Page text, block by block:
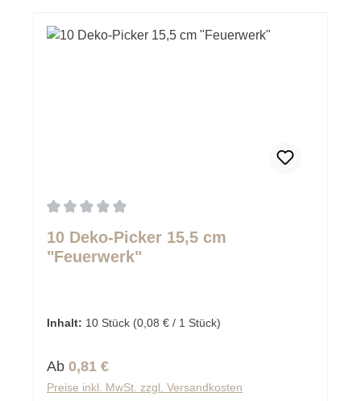
10 Deko-Picker 15,5 cm
"Feuerwerk"
Inhalt: 10 Stück (0,08 € / 1 Stück)
Regulärer Preis:
Ab 0,81 €
Preise inkl. MwSt. zzgl. Versandkosten